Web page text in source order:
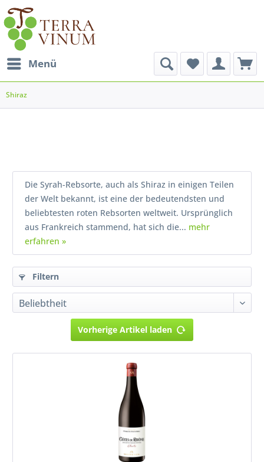
Menü
Shiraz
Die Syrah-Rebsorte, auch als Shiraz in einigen Teilen
der Welt bekannt, ist eine der bedeutendsten und
beliebtesten roten Rebsorten weltweit. Ursprünglich
aus Frankreich stammend, hat sich die... mehr
erfahren »
Filtern
Vorherige Artikel laden